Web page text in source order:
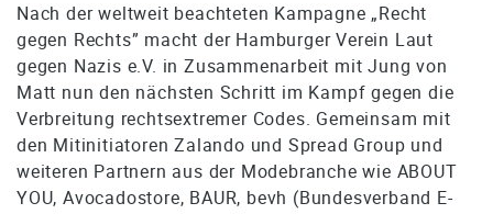
Nach der weltweit beachteten Kampagne „Recht
gegen Rechts” macht der Hamburger Verein Laut
gegen Nazis e.V. in Zusammenarbeit mit Jung von
Matt nun den nächsten Schritt im Kampf gegen die
Verbreitung rechtsextremer Codes. Gemeinsam mit
den Mitinitiatoren Zalando und Spread Group und
weiteren Partnern aus der Modebranche wie ABOUT
YOU, Avocadostore, BAUR, bevh (Bundesverband E-